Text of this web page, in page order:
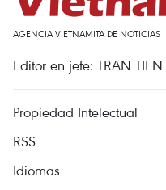
AGENCIA VIETNAMITA DE NOTICIAS
Editor en jefe: TRAN
Propiedad Intelectual
RSS
Idiomas